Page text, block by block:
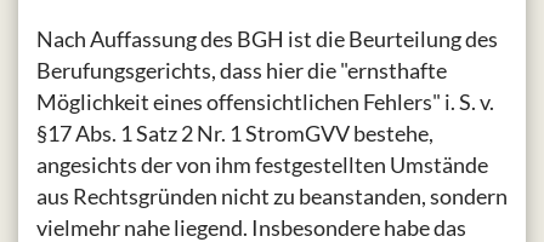
Nach Auffassung des BGH ist die Beurteilung des
Berufungsgerichts, dass hier die "ernsthafte
Möglichkeit eines offensichtlichen Fehlers" i. S. v.
§17 Abs. 1 Satz 2 Nr. 1 StromGVV bestehe,
angesichts der von ihm festgestellten Umstände
aus Rechtsgründen nicht zu beanstanden, sondern
vielmehr nahe liegend. Insbesondere habe das